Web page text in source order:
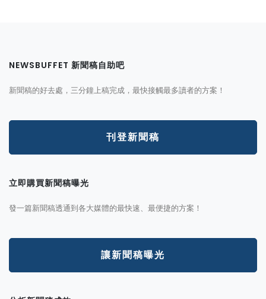
NEWSBUFFET 新聞稿自助吧
新聞稿的好去處，三分鐘上稿完成，最快接觸最多讀者的方案！
刊登新聞稿
立即購買新聞稿曝光
發一篇新聞稿透通到各大媒體的最快速、最便捷的方案！
讓新聞稿曝光